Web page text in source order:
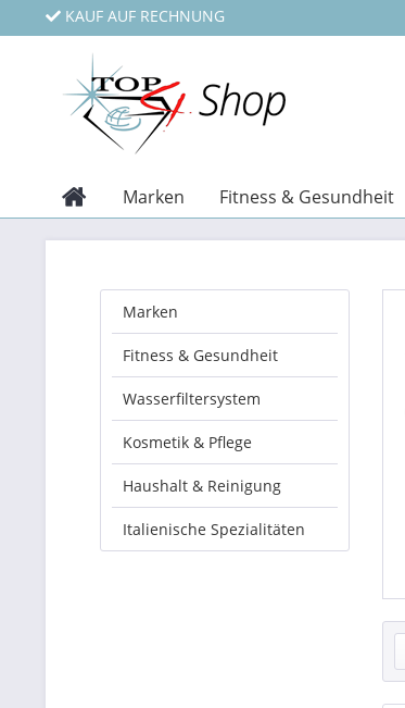
KAUF AUF RECHNUNG
Marken Fitness & Gesundheit
Marken
Fitness & Gesundheit
Wasserfiltersystem
Kosmetik & Pflege
Haushalt & Reinigung
Italienische Spezialitäten